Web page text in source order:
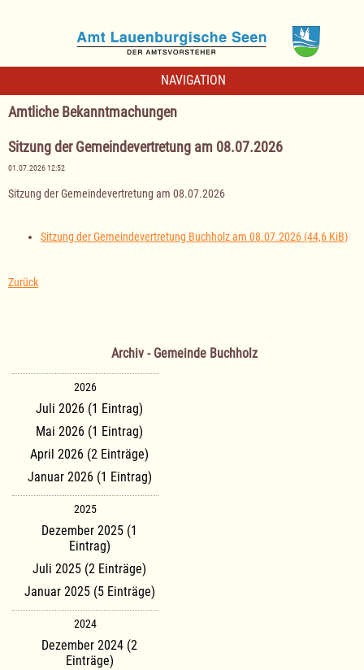
NAVIGATION
Amtliche Bekanntmachungen
Sitzung der Gemeindevertretung am 08.07.2026
01.07.2026 12:52
Sitzung der Gemeindevertretung am 08.07.2026
Sitzung der Gemeindevertretung Buchholz am 08.07.2026 (44,6 KiB)
Zurück
Archiv - Gemeinde Buchholz
2026
Juli 2026 (1 Eintrag)
Mai 2026 (1 Eintrag)
April 2026 (2 Einträge)
Januar 2026 (1 Eintrag)
2025
Dezember 2025 (1
Eintrag)
Juli 2025 (2 Einträge)
Januar 2025 (5 Einträge)
2024
Dezember 2024 (2
Einträge)